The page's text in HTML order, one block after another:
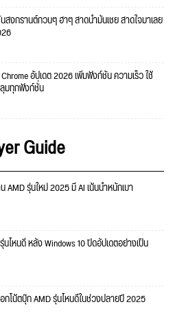
สงกรานต์กวนๆ ฮาๆ สาดน้ำมันเชย สาดใจมาเลย
อัปเดต 2026 เพิ่มฟังก์ชั่น ความเร็ว ใช้
มทุกฟังก์ชั่น
Guide
AMD รุ่นใหม่ 2025 มี AI เน้นน้ำหนักเบา
ไหนดี หลัง Windows 10 ปิดอัปเดตอย่างเป็น
กโน้ตบุ๊ก AMD รุ่นไหนดีในช่วงปลายปี 2025